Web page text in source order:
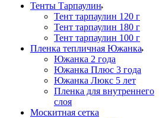
Тенты Тарпаулин
Тент тарпаулин 120 г
Тент тарпаулин 180 г
Тент тарпаулин 100 г
Пленка тепличная Южанка
Южанка 2 года
Южанка Плюс 3 года
Южанка Люкс 5 лет
Пленка для внутреннего
слоя
Москитная сетка